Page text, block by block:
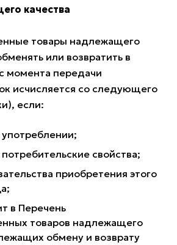
качества
товары надлежащего
или возвратить в
момента передачи
исчисляется со следующего
если:
свойства;
приобретения этого
в Перечень
товаров надлежащего
обмену и возврату